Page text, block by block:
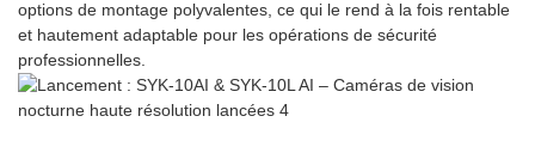
options de montage polyvalentes, ce qui le rend à la fois rentable
et hautement adaptable pour les opérations de sécurité
professionnelles.